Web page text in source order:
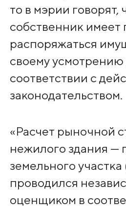
то в мэрии говорят,
собственник имеет
распоряжаться
своему усмотрению
соответствии с
законодательством.
«Расчет рыночной
нежилого здания —
земельного
проводился
оценщиком в